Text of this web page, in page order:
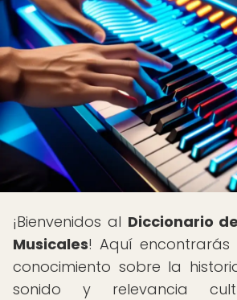
¡Bienvenidos al Diccionario
Musicales! Aquí encontrarás
conocimiento sobre la
sonido y relevancia